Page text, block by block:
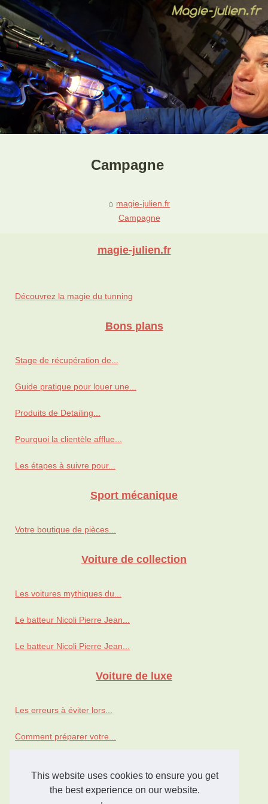
This website uses cookies to ensure you get
the best experience on our website.
Campagne
magie-julien.fr
Campagne
magie-julien.fr
Découvrez la magie du tunning
Bons plans
Stage de récupération de...
Guide pratique pour louer une...
Produits de Detailing...
Pourquoi la clientèle afflue...
Les étapes à suivre pour...
Sport mécanique
Votre boutique de pièces...
Voiture de collection
Les voitures mythiques du...
Le batteur Nicoli Pierre Jean...
Le batteur Nicoli Pierre Jean...
Voiture de luxe
Les erreurs à éviter lors...
Comment préparer votre...
occasion-moteur.com : la...